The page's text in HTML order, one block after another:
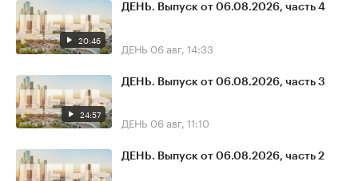
20:46
ДЕНЬ. Выпуск от 06.08.2026, часть 4
ДЕНЬ 06 авг, 14:33
24:57
ДЕНЬ. Выпуск от 06.08.2026, часть 3
ДЕНЬ 06 авг, 11:10
ДЕНЬ. Выпуск от 06.08.2026, часть 2